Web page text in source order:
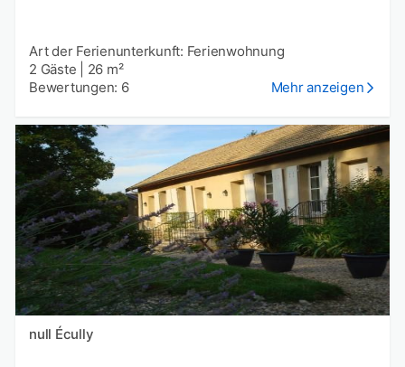
Art der Ferienunterkunft: Ferienwohnung
2 Gäste
26 m²
Bewertungen: 6
Mehr anzeigen
null Écully